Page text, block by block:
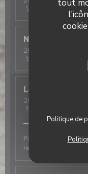
tout
Politique de
Service
/5
Nathalie
2026-08-06
Service
Laurence
2026-08-05
-
Service
Parfait. 2ème fois
recommande.